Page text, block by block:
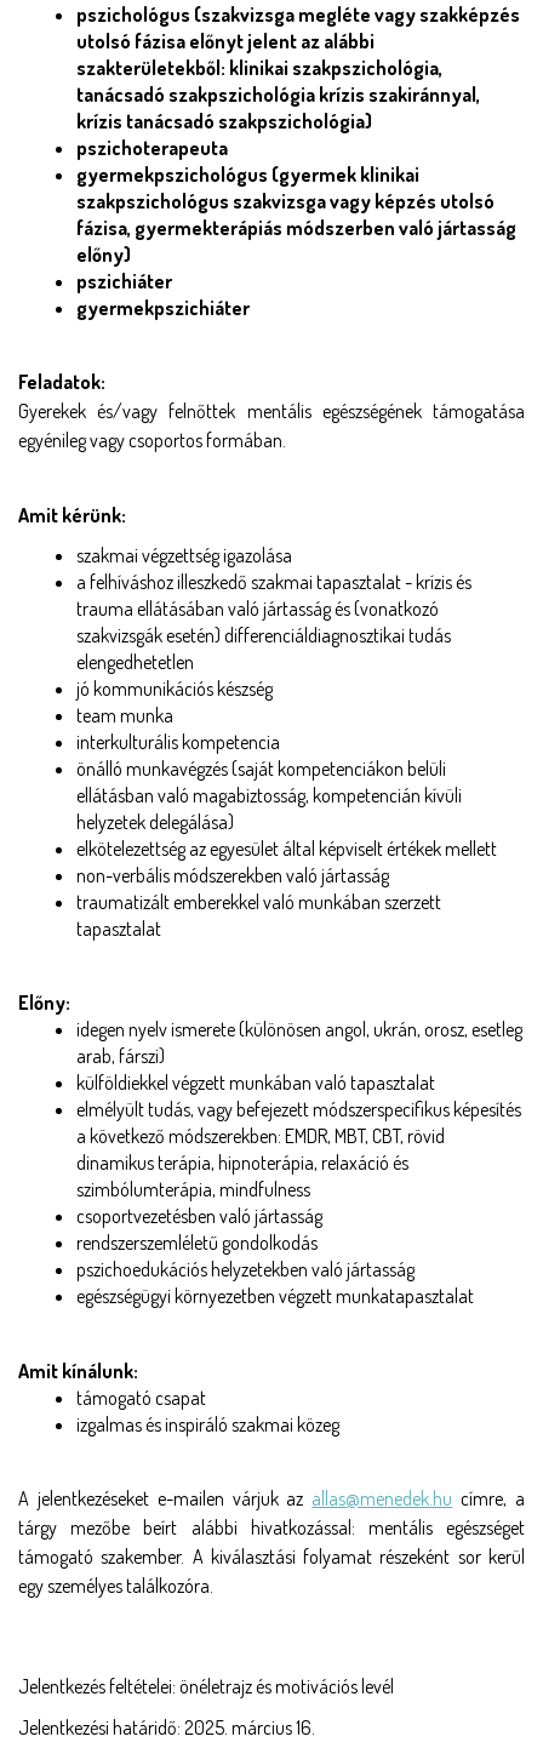
pszichológus (szakvizsga megléte vagy szakképzés
utolsó fázisa előnyt jelent az alábbi
szakterületekből: klinikai szakpszichológia,
tanácsadó szakpszichológia krízis szakiránnyal,
krízis tanácsadó szakpszichológia)
pszichoterapeuta
gyermekpszichológus (gyermek klinikai
szakpszichológus szakvizsga vagy képzés utolsó
fázisa, gyermekterápiás módszerben való jártasság
előny)
pszichiáter
gyermekpszichiáter
Feladatok:
Gyerekek és/vagy felnőttek mentális egészségének támogatása
egyénileg vagy csoportos formában.
Amit kérünk:
szakmai végzettség igazolása
a felhíváshoz illeszkedő szakmai tapasztalat - krízis és
trauma ellátásában való jártasság és (vonatkozó
szakvizsgák esetén) differenciáldiagnosztikai tudás
elengedhetetlen
jó kommunikációs készség
team munka
interkulturális kompetencia
önálló munkavégzés (saját kompetenciákon belüli
ellátásban való magabiztosság, kompetencián kívüli
helyzetek delegálása)
elkötelezettség az egyesület által képviselt értékek mellett
non-verbális módszerekben való jártasság
traumatizált emberekkel való munkában szerzett
tapasztalat
Előny:
idegen nyelv ismerete (különösen angol, ukrán, orosz, esetleg
arab, fárszi)
külföldiekkel végzett munkában való tapasztalat
elmélyült tudás, vagy befejezett módszerspecifikus képesítés
a következő módszerekben: EMDR, MBT, CBT, rövid
dinamikus terápia, hipnoterápia, relaxáció és
szimbólumterápia, mindfulness
csoportvezetésben való jártasság
rendszerszemléletű gondolkodás
pszichoedukációs helyzetekben való jártasság
egészségügyi környezetben végzett munkatapasztalat
Amit kínálunk:
támogató csapat
izgalmas és inspiráló szakmai közeg
A jelentkezéseket e-mailen várjuk az allas@menedek.hu címre, a
tárgy mezőbe beírt alábbi hivatkozással: mentális egészséget
támogató szakember. A kiválasztási folyamat részeként sor kerül
egy személyes találkozóra.
Jelentkezés feltételei: önéletrajz és motivációs levél
Jelentkezési határidő: 2025. március 16.